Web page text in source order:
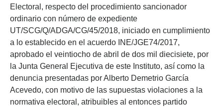
Electoral, respecto del procedimiento sancionador
ordinario con número de expediente
UT/SCG/Q/ADGA/CG/45/2018, iniciado en cumplimiento
a lo establecido en el acuerdo INE/JGE74/2017,
aprobado el veintiocho de abril de dos mil diecisiete, por
la Junta General Ejecutiva de este Instituto, así como la
denuncia presentadas por Alberto Demetrio García
Acevedo, con motivo de las supuestas violaciones a la
normativa electoral, atribuibles al entonces partido